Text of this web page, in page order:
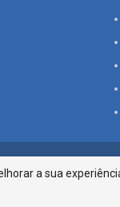
Todos os direitos
a sua